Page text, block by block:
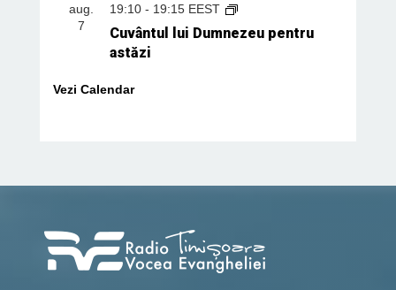
aug.
7
19:10- 19:15 EEST
Cuvântul lui Dumnezeu pentru
astăzi
Vezi Calendar